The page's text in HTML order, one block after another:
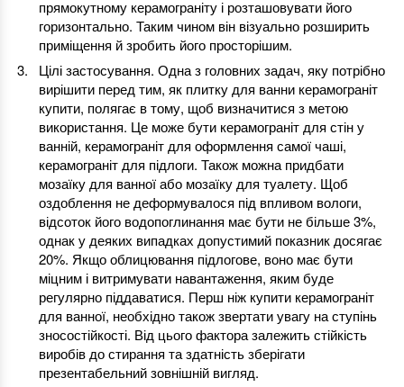
прямокутному керамограніту і розташовувати його
горизонтально. Таким чином він візуально розширить
приміщення й зробить його просторішим.
Цілі застосування. Одна з головних задач, яку потрібно
вирішити перед тим, як плитку для ванни керамограніт
купити, полягає в тому, щоб визначитися з метою
використання. Це може бути керамограніт для стін у
ванній, керамограніт для оформлення самої чаші,
керамограніт для підлоги. Також можна придбати
мозаїку для ванної або мозаїку для туалету. Щоб
оздоблення не деформувалося під впливом вологи,
відсоток його водопоглинання має бути не більше 3%,
однак у деяких випадках допустимий показник досягає
20%. Якщо облицювання підлогове, воно має бути
міцним і витримувати навантаження, яким буде
регулярно піддаватися. Перш ніж купити керамограніт
для ванної, необхідно також звертати увагу на ступінь
зносостійкості. Від цього фактора залежить стійкість
виробів до стирання та здатність зберігати
презентабельний зовнішній вигляд.